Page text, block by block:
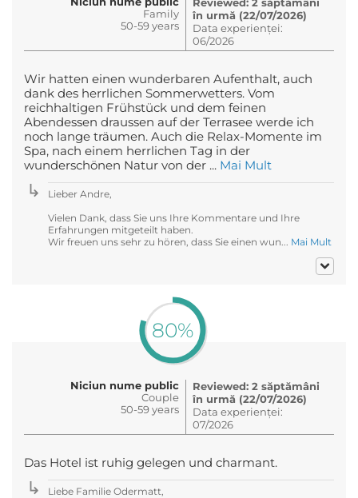
Family
50-59 years
în urmă (22/07/2026)
Data experienței:
06/2026
Wir hatten einen wunderbaren Aufenthalt, auch
dank des herrlichen Sommerwetters. Vom
reichhaltigen Frühstück und dem feinen
Abendessen draussen auf der Terrasee werde ich
noch lange träumen. Auch die Relax-Momente im
Spa, nach einem herrlichen Tag in der
wunderschönen Natur von der ... Mai Mult
Lieber Andre,
Vielen Dank, dass Sie uns Ihre Kommentare und Ihre
Erfahrungen mitgeteilt haben.
Wir freuen uns sehr zu hören, dass Sie einen wun... Mai Mult
80%
Niciun nume public
Couple
50-59 years
Reviewed: 2 săptămâni
în urmă (22/07/2026)
Data experienței:
07/2026
Das Hotel ist ruhig gelegen und charmant.
Liebe Familie Odermatt,